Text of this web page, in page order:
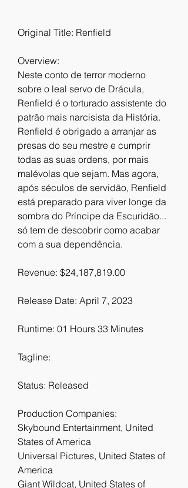
Original Title: Renfield
Overview:
Neste conto de terror moderno
sobre o leal servo de Drácula,
Renfield é o torturado assistente do
patrão mais narcisista da História.
Renfield é obrigado a arranjar as
presas do seu mestre e cumprir
todas as suas ordens, por mais
malévolas que sejam. Mas agora,
após séculos de servidão, Renfield
está preparado para viver longe da
sombra do Príncipe da Escuridão...
só tem de descobrir como acabar
com a sua dependência.
Revenue: $24,187,819.00
Release Date: April 7, 2023
Runtime: 01 Hours 33 Minutes
Tagline:
Status: Released
Production Companies:
Skybound Entertainment, United
States of America
Universal Pictures, United States of
America
Giant Wildcat, United States of